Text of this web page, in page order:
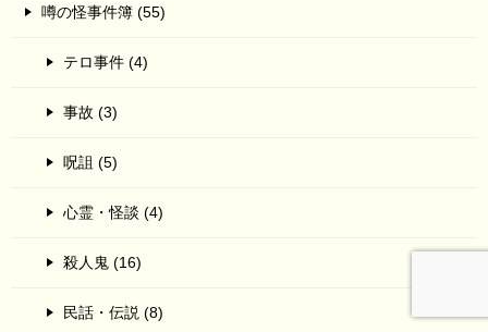
噂の怪事件簿 (55)
テロ事件 (4)
事故 (3)
呪詛 (5)
心霊・怪談 (4)
殺人鬼 (16)
民話・伝説 (8)